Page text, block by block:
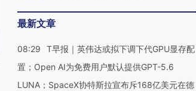
最新文章
08:29
T早报｜英伟达或拟下调下代GPU显存配
置；Open AI为免费用户默认提供GPT-5.6
LUNA；SpaceX协特斯拉宣布斥168亿美元在德